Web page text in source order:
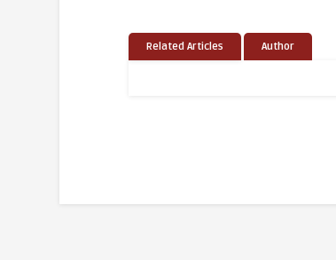
Related Articles Author